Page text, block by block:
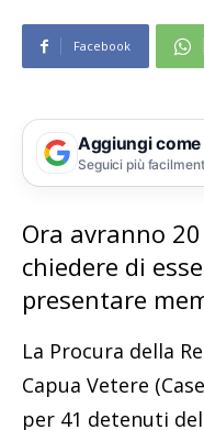
Facebook
Aggiungi
Seguici più
Ora avranno
chiedere di
presentare
La Procura della
Capua Vetere
per 41 detenuti